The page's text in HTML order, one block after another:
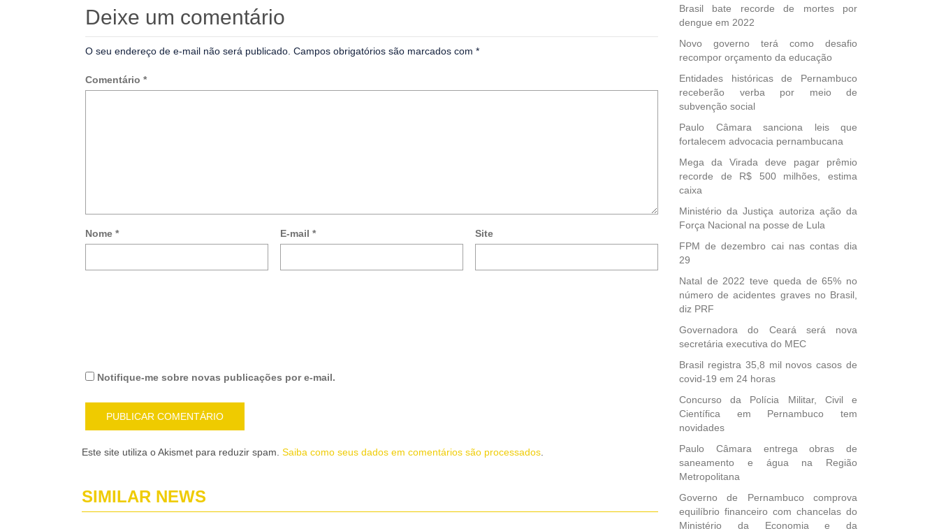
Deixe um comentário
O seu endereço de e-mail não será publicado. Campos obrigatórios são marcados com *
Comentário *
Nome * E-mail *
Site
Notifique-
sobre
novos
comentários
mail.
Notifique-me sobre novas publicações por e-mail.
Este site utiliza o Akismet para reduzir spam. Saiba como seus dados em comentários são processados
SIMILAR NEWS
Brasil bate recorde de mortes por
dengue em 2022
Novo governo terá como desafio
recompor orçamento da educação
Entidades históricas de Pernambuco
receberão verba por meio de
subvenção social
Paulo Câmara sanciona leis que
fortalecem advocacia pernambucana
Mega da Virada deve pagar prêmio
recorde de R$ 500 milhões, estima
caixa
Ministério da Justiça autoriza ação da
Força Nacional na posse de Lula
FPM de dezembro cai nas contas dia
29
Natal de 2022 teve queda de 65% no
número de acidentes graves no Brasil,
diz PRF
Governadora do Ceará será nova
secretária executiva do MEC
Brasil registra 35,8 mil novos casos de
covid-19 em 24 horas
Concurso da Polícia Militar, Civil e
Científica em Pernambuco tem
novidades
Paulo Câmara entrega obras de
saneamento e água na Região
Metropolitana
Governo de Pernambuco comprova
equilíbrio financeiro com chancelas do
Ministério da Economia e da